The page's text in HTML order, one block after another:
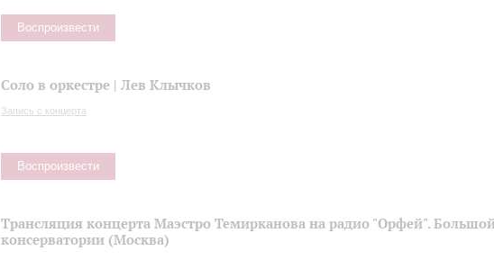
Воспроизвести
Соло в оркестре | Лев Клычков
Запись с концерта
Воспроизвести
Трансляция концерта Маэстро Темирканова на радио "Орфей".
консерватории (Москва)